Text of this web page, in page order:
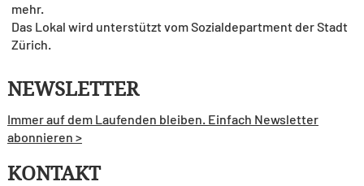
KONTAKT
mehr.
Das Lokal wird unterstützt vom Sozialdepartment der Stadt
Zürich.
NEWSLETTER
Immer auf dem Laufenden bleiben. Einfach Newsletter
abonnieren >